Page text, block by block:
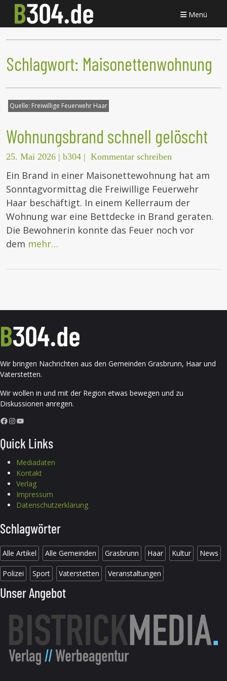
Menü
Schlagwort: Maisonettenwohnung
Quelle: Freiwillige Feuerwehr Haar
Wohnungsbrand schnell gelöscht
25. Mai 2026 | b304 | Kommentar schreiben
Ein Brand in einer Maisonettewohnung hat am
Sonntagvormittag die Freiwillige Feuerwehr
Haar beschäftigt. In einem Kellerraum der
Wohnung war eine Bettdecke in Brand geraten.
Die Bewohnerin konnte das Feuer noch vor
dem mehr…
Wir bringen Nachrichten aus den Gemeinden Grasbrunn, Haar und
Vaterstetten.
Wir wollen in und mit der Region etwas bewegen und zu
Diskussionen anregen.
Facebook InstagramYouTube
Quick Links
Mediadaten
Kontakt
Verlag
Impressum
Datenschutzerklärung
Schlagwörter
Alle Artikel Alle Gemeinden Grasbrunn Haar Kultur News
Polizei Sport Vaterstetten Veranstaltungen
Unser Angebot